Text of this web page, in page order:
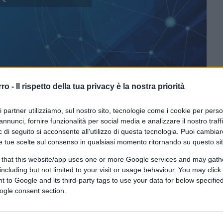
- Il rispetto della tua privacy è la nostra priorità
partner utilizziamo, sul nostro sito, tecnologie come i cookie per
fornire funzionalità per social media e analizzare il nostro
di seguito si acconsente all'utilizzo di questa tecnologia. Puoi
tue scelte sul consenso in qualsiasi momento ritornando su questo
that this website/app uses one or more Google services and may
but not limited to your visit or usage behaviour. You may
to Google and its third-party tags to use your data for below
consent section.
su Google CLICCA QUI
Esercito: “Insieme di uomini
quanto meno, secondo il Sabatini
troppo stretta a Palazzo Chigi che
Soldato: “Chi presta servizio in una
E sia chiaro: massimo rispetto per